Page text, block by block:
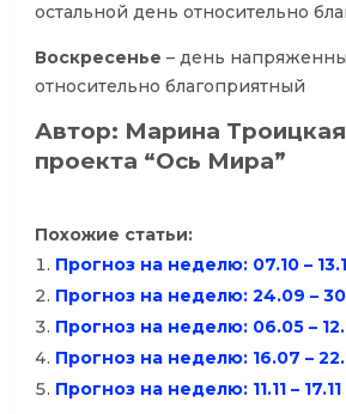
остальной день относительно
Воскресенье – день
относительно благоприятный
Автор: Марина
проекта “Ось Мира”
Похожие статьи:
Прогноз на неделю: 07.10 –
Прогноз на неделю: 24.09 –
Прогноз на неделю: 06.05 –
Прогноз на неделю: 16.07 –
Прогноз на неделю: 11.11 – 17.11